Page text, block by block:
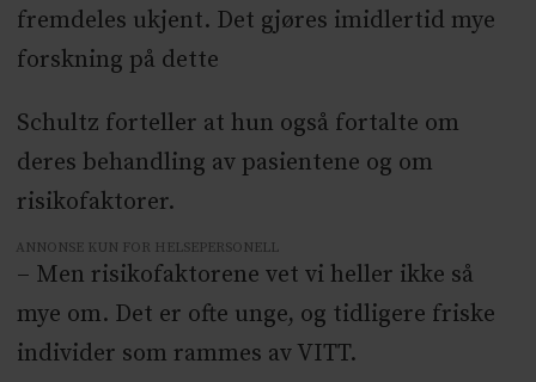
fremdeles ukjent. Det gjøres imidlertid mye
forskning på dette
Schultz forteller at hun også fortalte om
deres behandling av pasientene og om
risikofaktorer.
ANNONSE KUN FOR HELSEPERSONELL
– Men risikofaktorene vet vi heller ikke så
mye om. Det er ofte unge, og tidligere friske
individer som rammes av VITT.